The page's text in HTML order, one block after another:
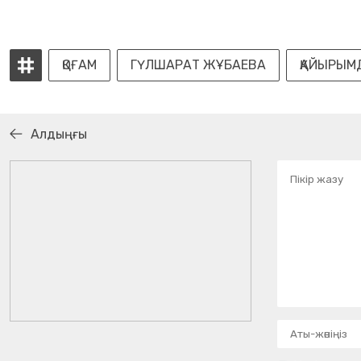
ҚОҒАМ ГҮЛШАРАТ ЖҰБАЕВА
Алдыңғы